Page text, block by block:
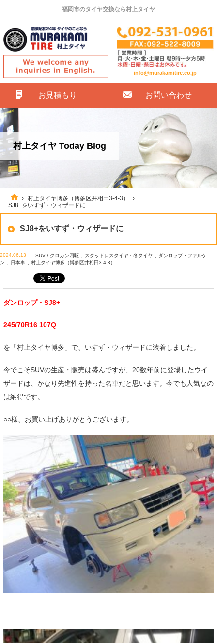
福岡市のタイヤ交換なら村上タイヤ
info@murakamitire.co.jp
お見積もり お問い合わせ
村上タイヤ Today Blog
› 村上タイヤ博多（博多区井相田3-4-3）
›
SJ8+をいすず・ウィザードに
SJ8+をいすず・ウィザードに
2024.06.13 SUV / クロカン四駆, スタッドレスタイヤ・冬タイヤ
ダンロップ・ファルケ
ン
日本車 村上タイヤ博多（博多区井相田3-4-3）
ダンロップ・SJ8+
245/70R16 107Q
を「村上タイヤ博多」で、いすず・ウィザードに装着しました。
今でこそSUVの生産・販売は盛んですが、20数年前に登場したウイ
ザードは、かなり先進性を持った名車だと思います。今でも人気なの
は納得です。
○○様、お買い上げありがとうございます。